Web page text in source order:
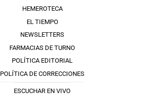
HEMEROTECA
EL TIEMPO
NEWSLETTERS
FARMACIAS DE TURNO
POLÍTICA EDITORIAL
POLÍTICA DE CORRECCIONES
ESCUCHAR EN VIVO